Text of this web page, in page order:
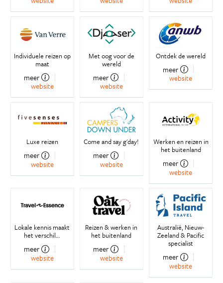
Individuele reizen op
maat
meer
website
Met oog voor de
wereld
meer
website
Ontdek de wereld
meer
website
Luxe reizen
meer
website
Come and say g'day!
meer
website
Werken en reizen in
het buitenland
meer
website
Lokale kennis maakt
het verschil...
meer
website
Reizen & werken in
het buitenland
meer
website
Australië, Nieuw-
Zeeland & Pacific
specialist
meer
website